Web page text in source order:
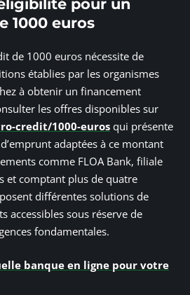
pour un
1000 euros
de 1000 euros nécessite de
établies par les organismes
à obtenir un financement
les offres disponibles sur
credit/1000-euros qui présente
adaptées à ce montant
comme FLOA Bank, filiale
et comptant plus de quatre
différentes solutions de
accessibles sous réserve de
fondamentales.
banque en ligne pour votre